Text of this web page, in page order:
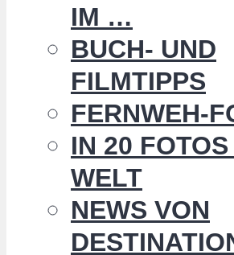
IM …
BUCH- UND
FILMTIPPS
FERNWEH-
IN 20
WELT
NEWS VON